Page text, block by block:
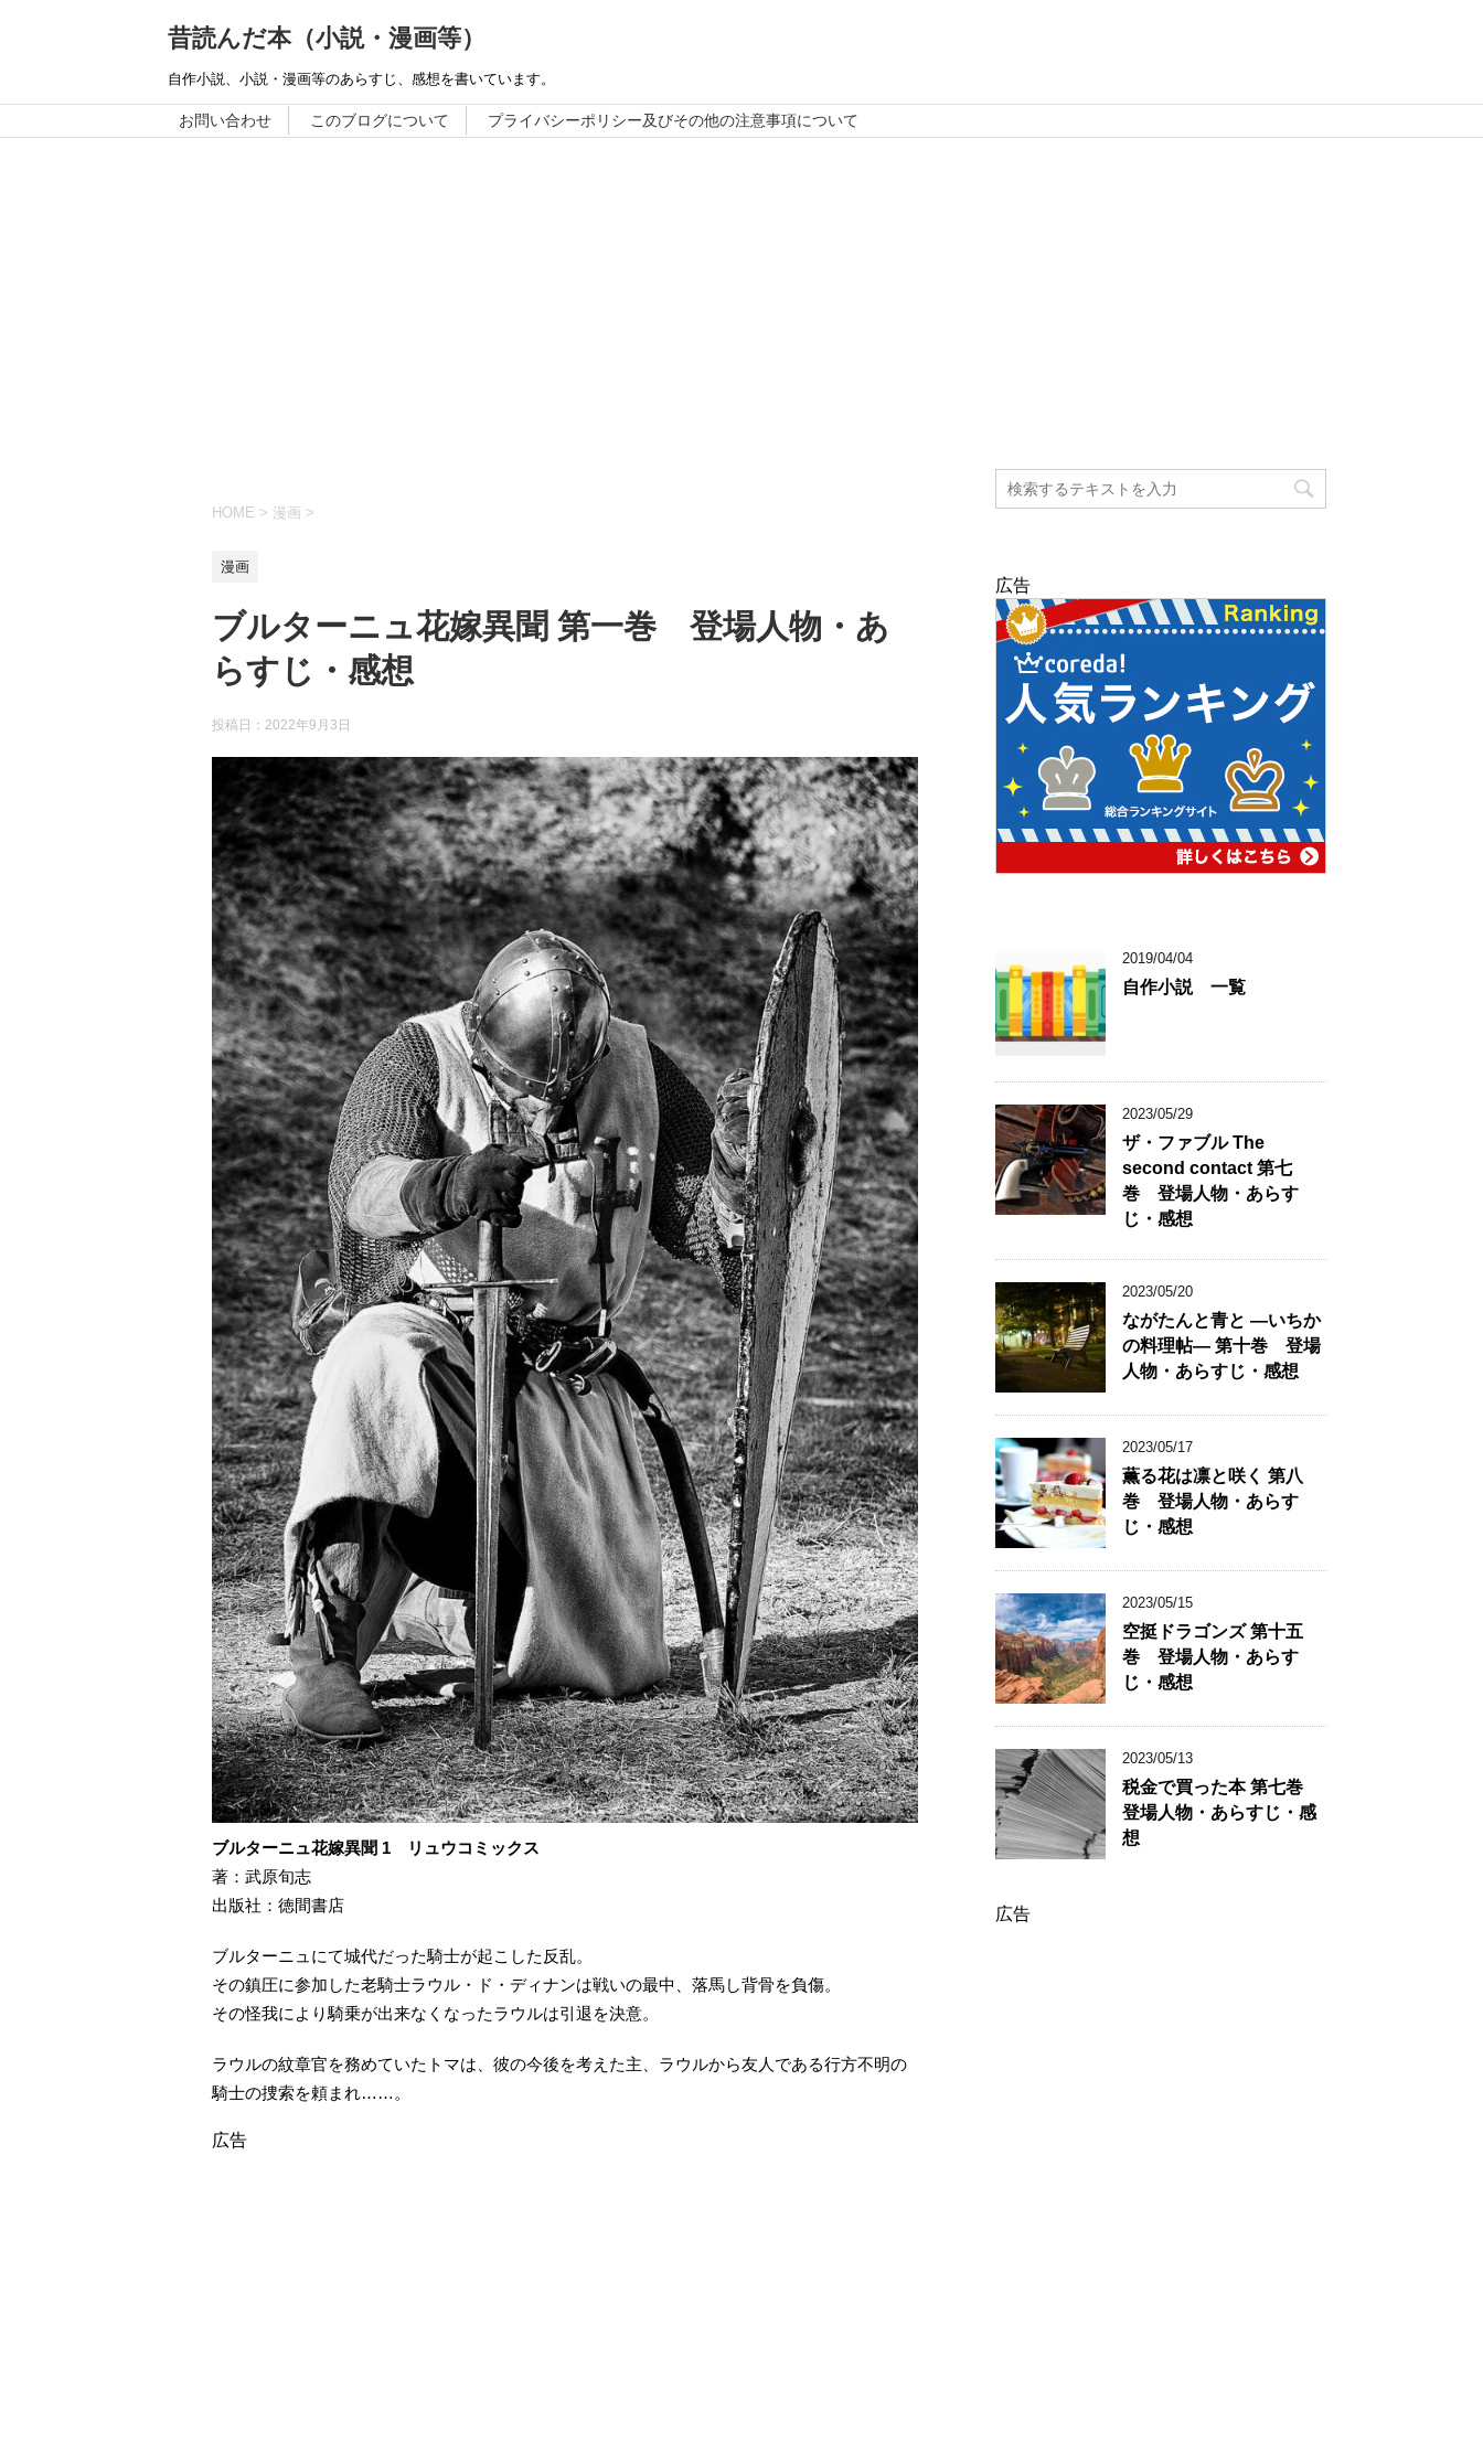
昔読んだ本（小説・漫画等）
自作小説、小説・漫画等のあらすじ、感想を書いています。
お問い合わせ このブログについて プライバシーポリシー及びその他の注意事項について
HOME > 漫画 >
漫画
ブルターニュ花嫁異聞 第一巻 登場人物・あ
らすじ・感想
投稿日： 2022年9月3日
ブルターニュ花嫁異聞 1 リュウコミックス
著：武原旬志
出版社：徳間書店
ブルターニュにて城代だった騎士が起こした反乱。
その鎮圧に参加した老騎士ラウル・ド・ディナンは戦いの最中、落馬し背骨を負傷。
その怪我により騎乗が出来なくなったラウルは引退を決意。
ラウルの紋章官を務めていたトマは、彼の今後を考えた主、ラウルから友人である行方不明の
騎士の捜索を頼まれ……。
広告
広告
2019/04/04
自作小説 一覧
2023/05/29
ザ・ファブル The
second contact 第七
巻 登場人物・あらす
じ・感想
2023/05/20
ながたんと青と ―いちか
の料理帖― 第十巻 登場
人物・あらすじ・感想
2023/05/17
薫る花は凛と咲く 第八
巻 登場人物・あらす
じ・感想
2023/05/15
空挺ドラゴンズ 第十五
巻 登場人物・あらす
じ・感想
2023/05/13
税金で買った本 第七巻
登場人物・あらすじ・感
想
広告